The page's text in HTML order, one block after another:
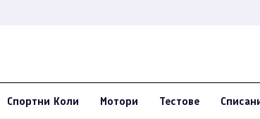
Спортни Коли Мотори Тестове